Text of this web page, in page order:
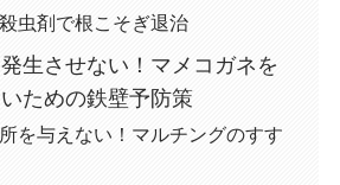
虫剤で根こそぎ退治
生させない！マメコガネを
ための鉄壁予防策
を与えない！マルチングのすす